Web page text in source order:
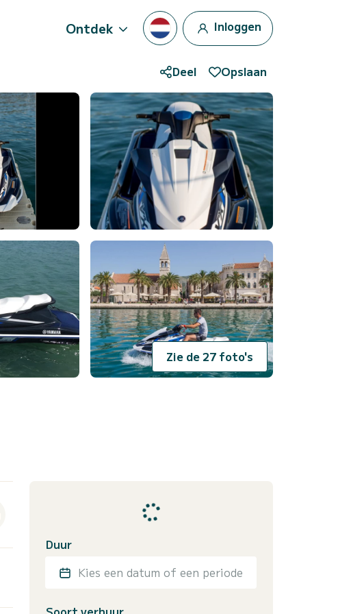
Ontdek Inloggen
Deel Opslaan
Zie de 27 foto's
Duur
Kies een datum of een periode